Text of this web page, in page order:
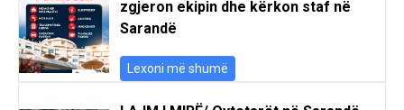
zgjeron ekipin dhe kërkon staf në
Sarandë
Lexoni më shumë